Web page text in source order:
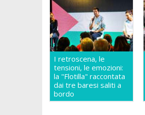
I retroscena, le
tensioni, le emozioni:
la "Flotilla" raccontata
dai tre baresi saliti a
bordo